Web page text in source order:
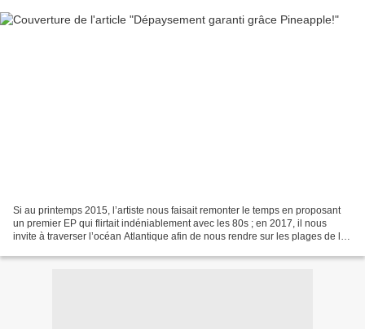
Si au printemps 2015, l’artiste nous faisait remonter le temps en proposant
un premier EP qui flirtait indéniablement avec les 80s ; en 2017, il nous
invite à traverser l’océan Atlantique afin de nous rendre sur les plages de la